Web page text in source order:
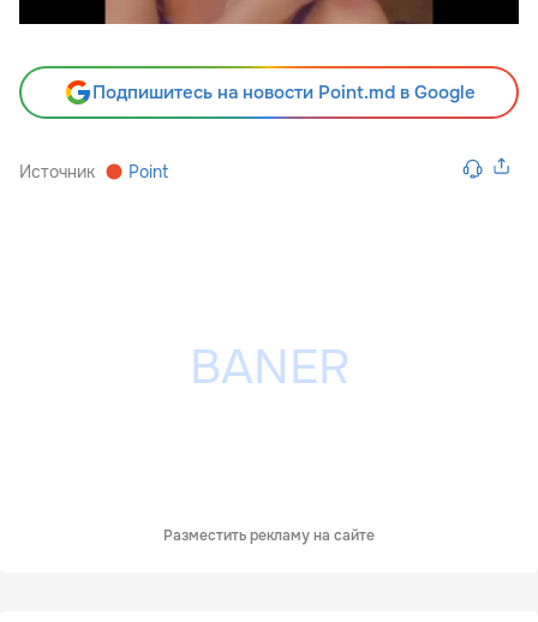
Подпишитесь на новости Point.md в Google
Источник Point
Разместить рекламу на сайте